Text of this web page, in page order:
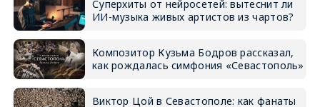
Суперхиты от нейросетей: вытеснит ли
ИИ-музыка живых артистов из чартов?
Композитор Кузьма Бодров рассказал,
как рождалась симфония «Севастополь»
Виктор Цой в Севастополе: как фанаты